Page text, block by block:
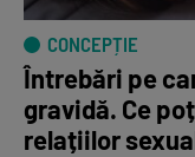
CONCEPȚIE
Întrebări pe
gravidă. Ce
relațiilor